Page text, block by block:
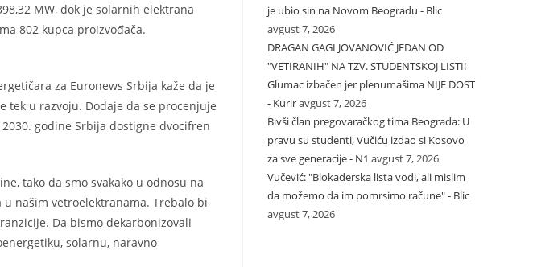
MW, dok je solarnih elektrana
802 kupca proizvođača.
za Euronews Srbija kaže da je
u razvoju. Dodaje da se procenjuje
godine Srbija dostigne dvocifren
tako da smo svakako u odnosu na
našim vetroelektranama. Trebalo bi
Da bismo dekarbonizovali
solarnu, naravno
je ubio sin na Novom Beogradu - Blic
avgust 7, 2026
DRAGAN GAGI JOVANOVIĆ JEDAN OD
"VETIRANIH" NA TZV. STUDENTSKOJ LISTI!
Glumac izbačen jer plenumašima NIJE DOST
- Kuriravgust 7, 2026
Bivši član pregovaračkog tima Beograda: U
pravu su studenti, Vučiću izdao si Kosovo
za sve generacije - N1 avgust 7, 2026
Vučević: "Blokaderska lista vodi, ali mislim
da možemo da im pomrsimo račune" - Blic
avgust 7, 2026